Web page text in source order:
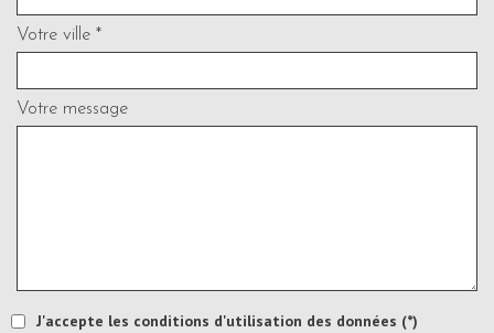
Votre ville *
Votre message
J'accepte les conditions d'utilisation des données (*)